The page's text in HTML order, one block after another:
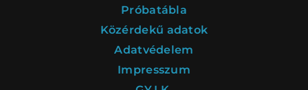
Próbatábla
Közérdekű adatok
Adatvédelem
Impresszum